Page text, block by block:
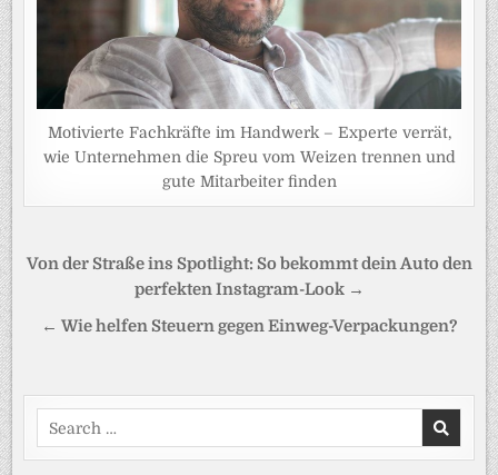
Motivierte Fachkräfte im Handwerk – Experte verrät,
wie Unternehmen die Spreu vom Weizen trennen und
gute Mitarbeiter finden
Beitragsnavigation
Von der Straße ins Spotlight: So bekommt dein Auto den
perfekten Instagram-Look →
← Wie helfen Steuern gegen Einweg-Verpackungen?
Search
for: